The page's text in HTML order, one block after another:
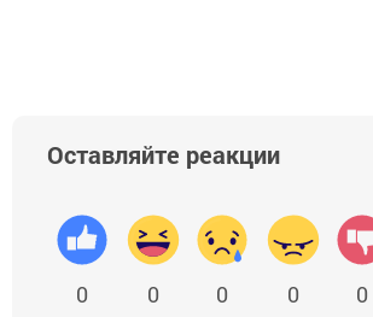
Оставляйте реакции
0 0 0 0 0